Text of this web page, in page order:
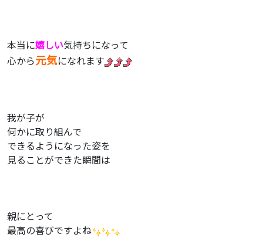
本当に嬉しい気持ちになって
心から元気になれます
我が子が
何かに取り組んで
できるようになった姿を
見ることができた瞬間は
親にとって
最高の喜びですよね